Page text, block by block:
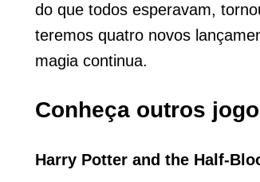
do que todos esperavam,
teremos quatro novos
magia continua.
Conheça outros
Harry Potter and the Half-